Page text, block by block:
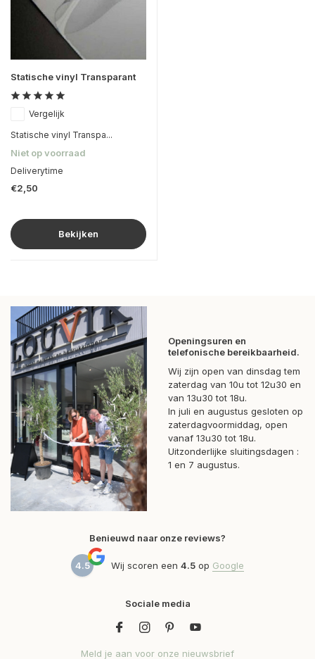
Statische vinyl Transparant
Vergelijk
Statische vinyl Transpa...
Niet op voorraad
Deliverytime
€2,50
Bekijken
Openingsuren en
telefonische bereikbaarheid.
Wij zijn open van dinsdag tem
zaterdag van 10u tot 12u30 en
van 13u30 tot 18u.
In juli en augustus gesloten op
zaterdagvoormiddag, open
vanaf 13u30 tot 18u.
Uitzonderlijke sluitingsdagen :
1 en 7 augustus.
Benieuwd naar onze reviews?
4.5 Wij scoren een 4.5 op Google
Sociale media
Meld je aan voor onze nieuwsbrief